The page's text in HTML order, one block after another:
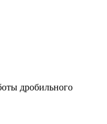
дробильного